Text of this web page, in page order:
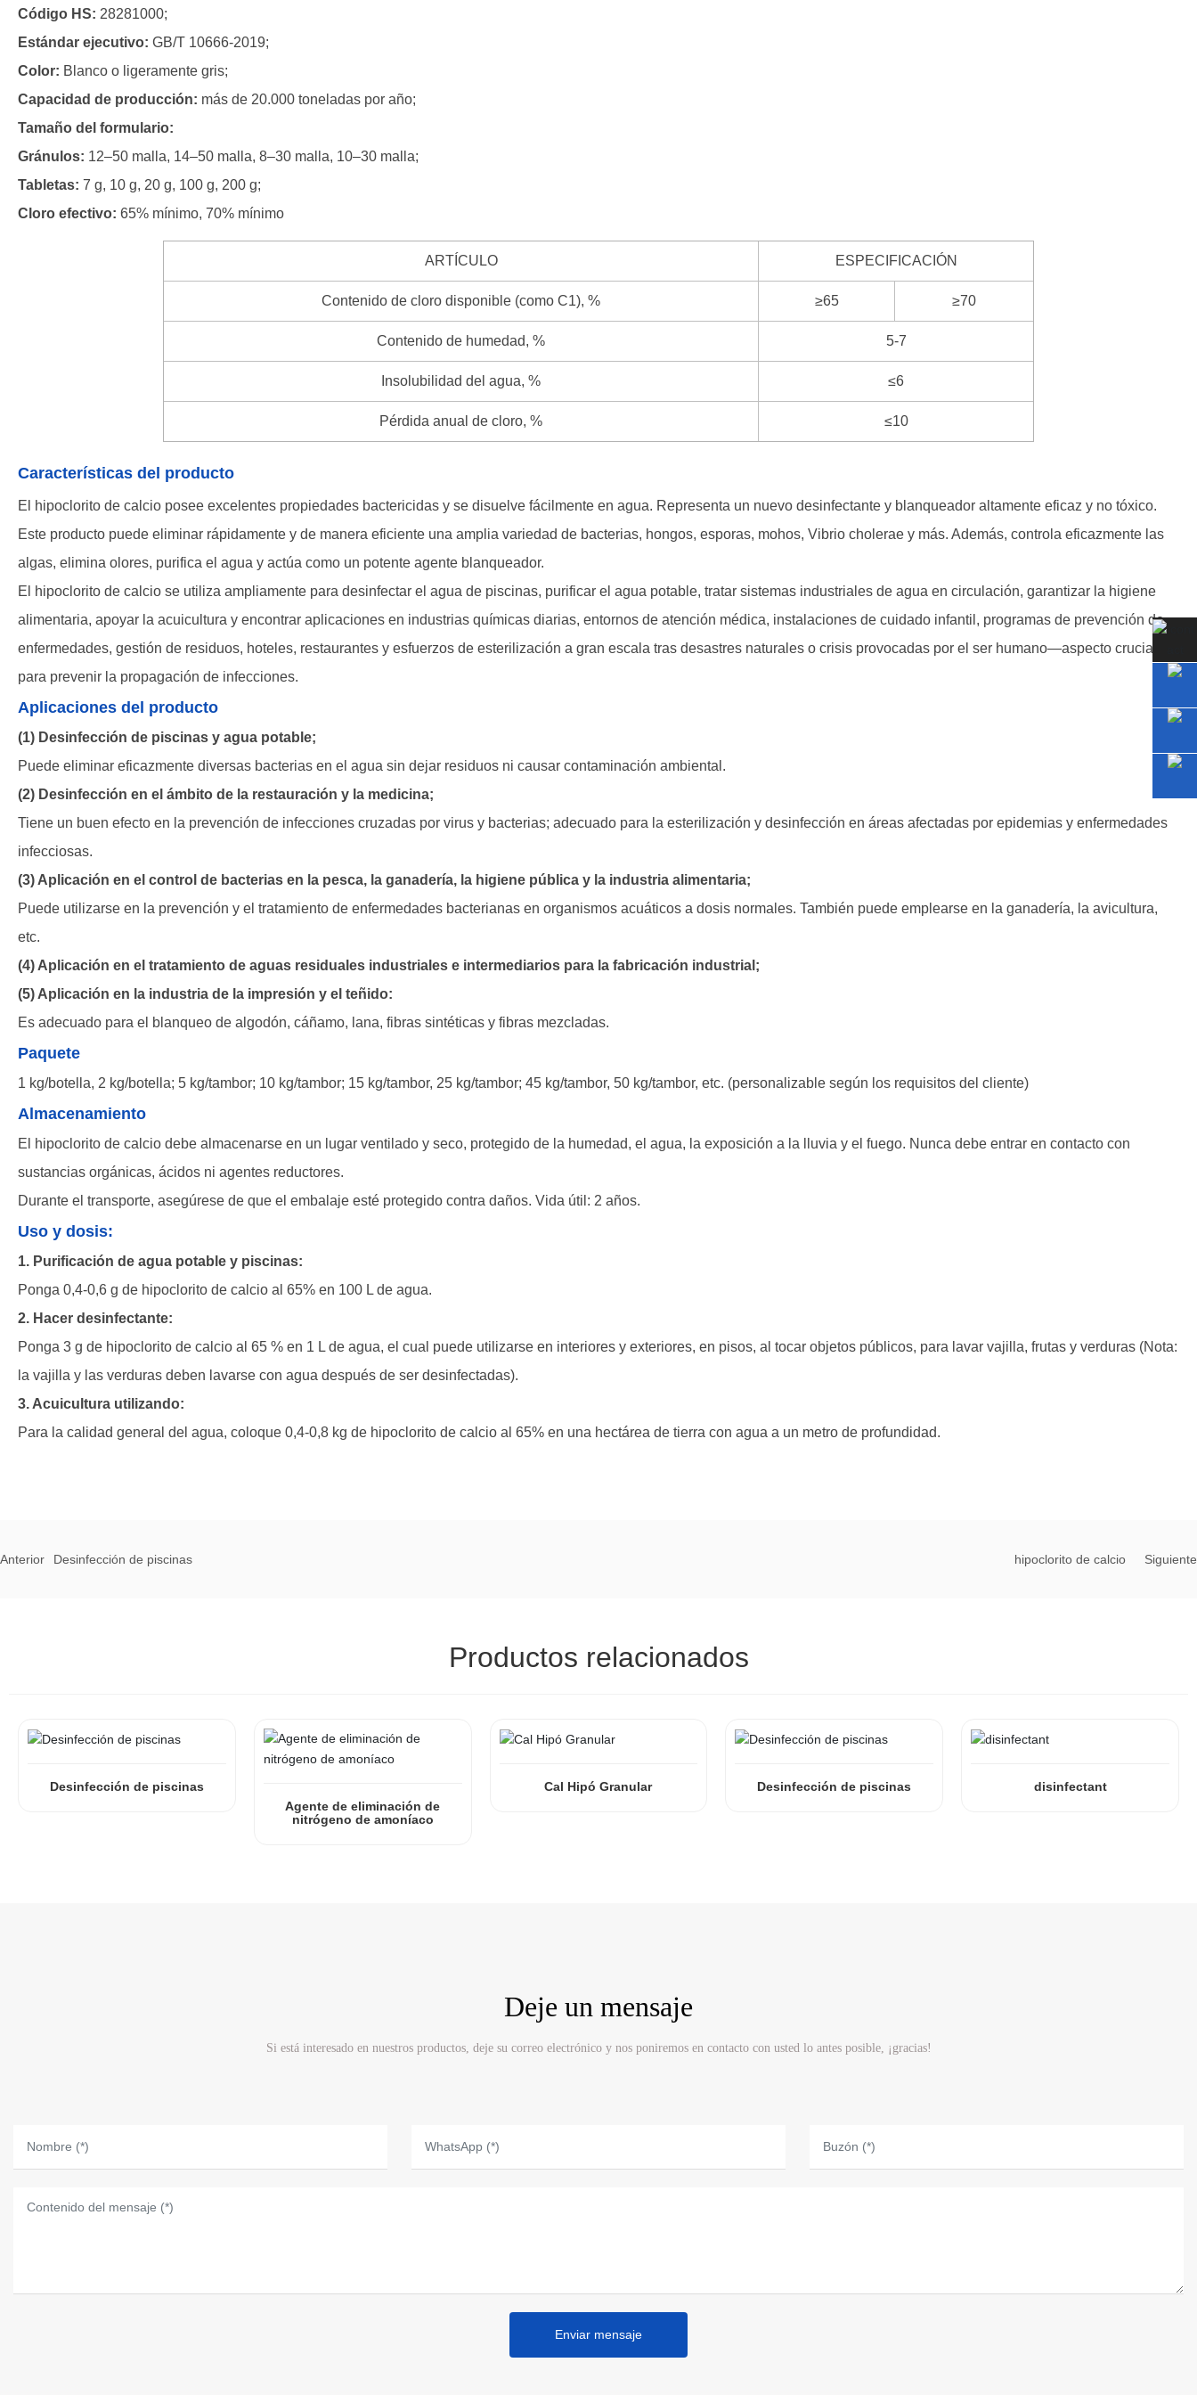
Código HS: 28281000;
Estándar ejecutivo: GB/T 10666-2019;
Color: Blanco o ligeramente gris;
Capacidad de producción: más de 20.000 toneladas por año;
Tamaño del formulario:
Gránulos: 12–50 malla, 14–50 malla, 8–30 malla, 10–30 malla;
Tabletas: 7 g, 10 g, 20 g, 100 g, 200 g;
Cloro efectivo: 65% mínimo, 70% mínimo
ARTÍCULO ESPECIFICACIÓN
Contenido de cloro disponible (como C1), % ≥65 ≥70
Contenido de humedad, % 5-7
Insolubilidad del agua, % ≤6
Pérdida anual de cloro, % ≤10
Características del producto
El hipoclorito de calcio posee excelentes propiedades bactericidas y se disuelve fácilmente en agua. Representa un nuevo desinfectante y blanqueador altamente eficaz y no tóxico.
Este producto puede eliminar rápidamente y de manera eficiente una amplia variedad de bacterias, hongos, esporas, mohos, Vibrio cholerae y más. Además, controla eficazmente las
algas, elimina olores, purifica el agua y actúa como un potente agente blanqueador.
El hipoclorito de calcio se utiliza ampliamente para desinfectar el agua de piscinas, purificar el agua potable, tratar sistemas industriales de agua en circulación, garantizar la higiene
alimentaria, apoyar la acuicultura y encontrar aplicaciones en industrias químicas diarias, entornos de atención médica, instalaciones de cuidado infantil, programas de prevención de
enfermedades, gestión de residuos, hoteles, restaurantes y esfuerzos de esterilización a gran escala tras desastres naturales o crisis provocadas por el ser humano—aspecto crucial
para prevenir la propagación de infecciones.
Aplicaciones del producto
(1) Desinfección de piscinas y agua potable;
Puede eliminar eficazmente diversas bacterias en el agua sin dejar residuos ni causar contaminación ambiental.
(2) Desinfección en el ámbito de la restauración y la medicina;
Tiene un buen efecto en la prevención de infecciones cruzadas por virus y bacterias; adecuado para la esterilización y desinfección en áreas afectadas por epidemias y enfermedades
infecciosas.
(3) Aplicación en el control de bacterias en la pesca, la ganadería, la higiene pública y la industria alimentaria;
Puede utilizarse en la prevención y el tratamiento de enfermedades bacterianas en organismos acuáticos a dosis normales. También puede emplearse en la ganadería, la avicultura,
etc.
(4) Aplicación en el tratamiento de aguas residuales industriales e intermediarios para la fabricación industrial;
(5) Aplicación en la industria de la impresión y el teñido:
Es adecuado para el blanqueo de algodón, cáñamo, lana, fibras sintéticas y fibras mezcladas.
Paquete
1 kg/botella, 2 kg/botella; 5 kg/tambor; 10 kg/tambor; 15 kg/tambor, 25 kg/tambor; 45 kg/tambor, 50 kg/tambor, etc. (personalizable según los requisitos del cliente)
Almacenamiento
El hipoclorito de calcio debe almacenarse en un lugar ventilado y seco, protegido de la humedad, el agua, la exposición a la lluvia y el fuego. Nunca debe entrar en contacto con
sustancias orgánicas, ácidos ni agentes reductores.
Durante el transporte, asegúrese de que el embalaje esté protegido contra daños. Vida útil: 2 años.
Uso y dosis:
1. Purificación de agua potable y piscinas:
Ponga 0,4-0,6 g de hipoclorito de calcio al 65% en 100 L de agua.
2. Hacer desinfectante:
Ponga 3 g de hipoclorito de calcio al 65 % en 1 L de agua, el cual puede utilizarse en interiores y exteriores, en pisos, al tocar objetos públicos, para lavar vajilla, frutas y verduras (Nota:
la vajilla y las verduras deben lavarse con agua después de ser desinfectadas).
3. Acuicultura utilizando:
Para la calidad general del agua, coloque 0,4-0,8 kg de hipoclorito de calcio al 65% en una hectárea de tierra con agua a un metro de profundidad.
Anterior Desinfección de piscinas hipoclorito de calcio Siguiente
Productos relacionados
Desinfección de piscinas
Agente de eliminación de
nitrógeno de amoníaco
Cal Hipó Granular Desinfección de piscinas disinfectant
Deje un mensaje
Si está interesado en nuestros productos, deje su correo electrónico y nos poniremos en contacto con usted lo antes posible, ¡gracias!
Enviar mensaje